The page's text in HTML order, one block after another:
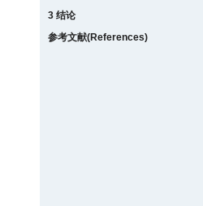
3 结论
参考文献(References)